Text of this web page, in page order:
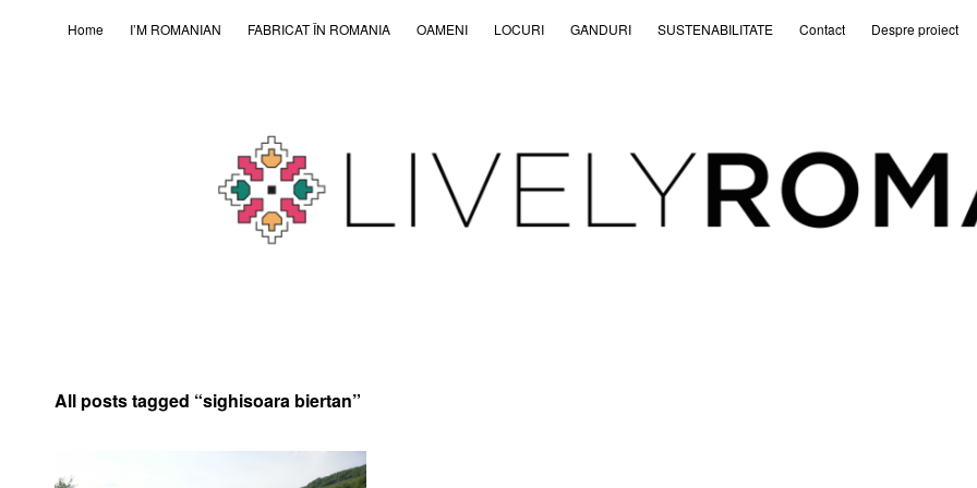
Home I’M ROMANIAN FABRICAT ÎN ROMȂNIA OAMENI LOCURI GȂNDURI SUSTENABILITATE Contact Despre proiect
All posts tagged “sighisoara biertan”